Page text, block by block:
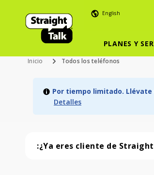
English
PLANES Y
Inicio Todos los teléfonos
Por tiempo limitado. Llévate
Detalles
:¿Ya eres cliente de